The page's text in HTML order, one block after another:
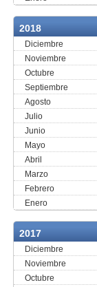
2018
Diciembre
Noviembre
Octubre
Septiembre
Agosto
Julio
Junio
Mayo
Abril
Marzo
Febrero
Enero
2017
Diciembre
Noviembre
Octubre